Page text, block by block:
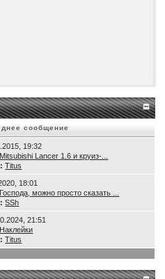
сообщение
19:32
Mitsubishi Lancer 1.6 и круиз-...
Titus
18:01
Господа, можно просто сказать ...
SSh
21:51
Наклейки
Titus